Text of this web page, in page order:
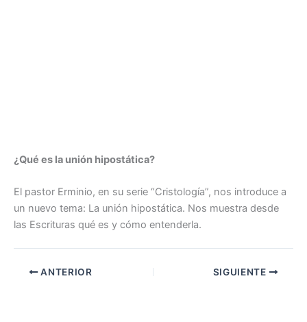
¿Qué es la unión hipostática?
El pastor Erminio, en su serie “Cristología”, nos introduce a
un nuevo tema: La unión hipostática. Nos muestra desde
las Escrituras qué es y cómo entenderla.
ANTERIOR SIGUIENTE